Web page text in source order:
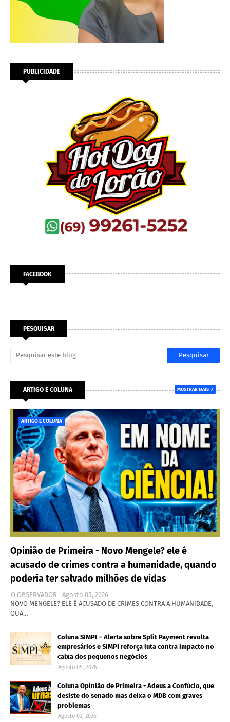
PUBLICIDADE
FACEBOOK
PESQUISAR
ARTIGO E COLUNA MOSTRAR MAIS
ARTIGO E COLUNA
Opinião de Primeira - Novo Mengele? ele é
acusado de crimes contra a humanidade, quando
poderia ter salvado milhões de vidas
O OBSERVADOR
Agosto 05, 2026
NOVO MENGELE? ELE É ACUSADO DE CRIMES CONTRA A HUMANIDADE,
QUA…
Coluna SIMPI – Alerta sobre Split Payment revolta
empresários e SIMPI reforça luta contra impacto no
caixa dos pequenos negócios
Agosto 05, 2026
Coluna Opinião de Primeira - Adeus a Confúcio, que
desiste do senado mas deixa o MDB com graves
problemas
Agosto 03, 2026